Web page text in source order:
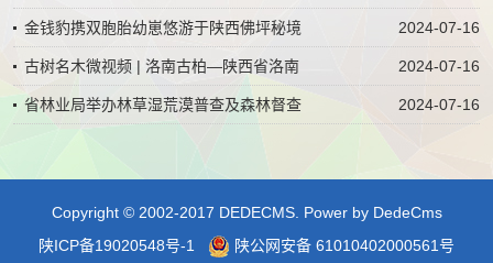
2024-07-16
金钱豹携双胞胎幼崽悠游于陕西佛坪秘境
2024-07-16
古树名木微视频 | 洛南古柏—陕西省洛南
2024-07-16
省林业局举办林草湿荒漠普查及森林督查
Copyright © 2002-2017 DEDECMS. Power by DedeCms
陕ICP备19020548号-1
陕公网安备 61010402000561号